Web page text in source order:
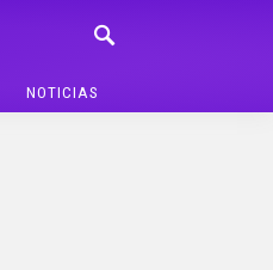
NOTICIAS